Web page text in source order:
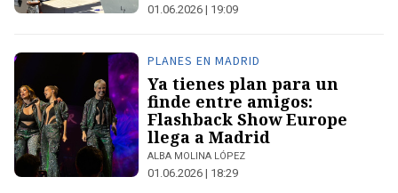
01.06.2026 | 19:09
PLANES EN MADRID
Ya tienes plan para un
finde entre amigos:
Flashback Show Europe
llega a Madrid
ALBA MOLINA LÓPEZ
01.06.2026 | 18:29